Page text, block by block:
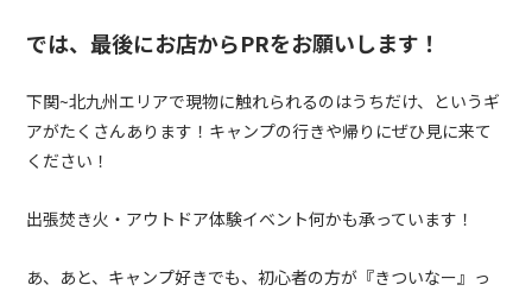
では、最後にお店からPRをお願いします！
下関~北九州エリアで現物に触れられるのはうちだけ、というギ
アがたくさんあります！キャンプの行きや帰りにぜひ見に来て
ください！
出張焚き火・アウトドア体験イベント何かも承っています！
あ、あと、キャンプ好きでも、初心者の方が『きついなー』っ